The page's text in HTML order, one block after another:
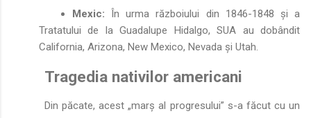
Mexic: În urma războiului din 1846-1848 și a
Tratatului de la Guadalupe Hidalgo, SUA au dobândit
California, Arizona, New Mexico, Nevada și Utah.
Tragedia nativilor americani
Din păcate, acest „marș al progresului” s-a făcut cu un